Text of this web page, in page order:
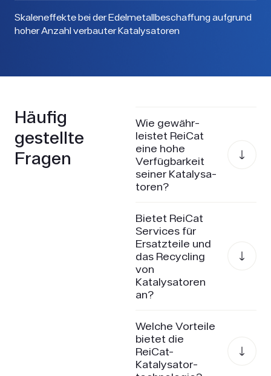
Skaleneffekte bei der Edelmetallbeschaffung aufgrund
hoher Anzahl verbauter Katalysatoren
Häufig
gestellte
Fragen
Wie gewähr­
leistet ReiCat
eine hohe
Verfügbarkeit
seiner Katalysa­
toren?
Bietet ReiCat
Services für
Ersatzteile und
das Recycling
von
Katalysatoren
an?
Welche Vorteile
bietet die
ReiCat-
Katalysator­